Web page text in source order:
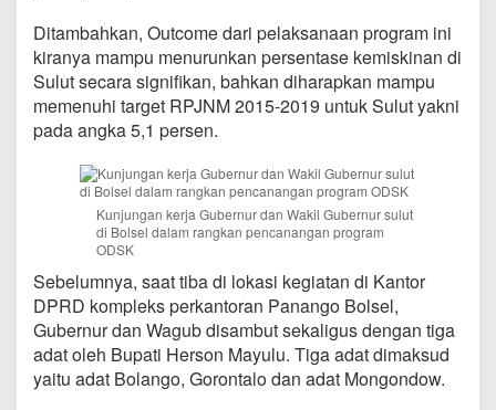
Ditambahkan, Outcome dari pelaksanaan program ini
kiranya mampu menurunkan persentase kemiskinan di
Sulut secara signifikan, bahkan diharapkan mampu
memenuhi target RPJNM 2015-2019 untuk Sulut yakni
pada angka 5,1 persen.
Kunjungan kerja Gubernur dan Wakil Gubernur sulut
di Bolsel dalam rangkan pencanangan program
ODSK
Sebelumnya, saat tiba di lokasi kegiatan di Kantor
DPRD kompleks perkantoran Panango Bolsel,
Gubernur dan Wagub disambut sekaligus dengan tiga
adat oleh Bupati Herson Mayulu. Tiga adat dimaksud
yaitu adat Bolango, Gorontalo dan adat Mongondow.